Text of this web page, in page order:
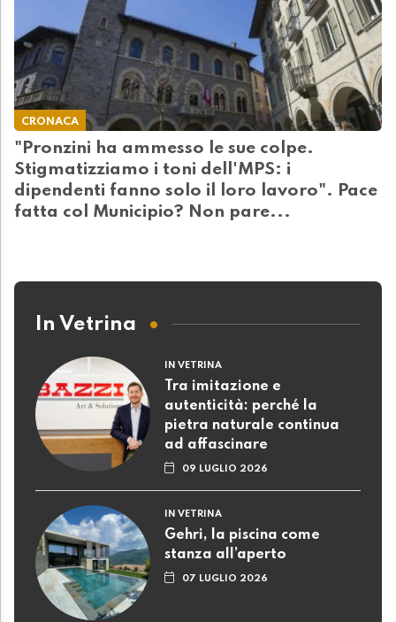
CRONACA
"Pronzini ha ammesso le sue colpe.
Stigmatizziamo i toni dell'MPS: i
dipendenti fanno solo il loro lavoro". Pace
fatta col Municipio? Non pare...
In Vetrina
IN VETRINA
Tra imitazione e
autenticità: perché la
pietra naturale continua
ad affascinare
09 LUGLIO 2026
IN VETRINA
Gehri, la piscina come
stanza all’aperto
07 LUGLIO 2026